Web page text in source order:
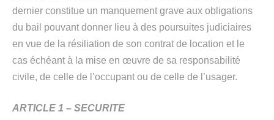
dernier constitue un manquement grave aux obligations
du bail pouvant donner lieu à des poursuites judiciaires
en vue de la résiliation de son contrat de location et le
cas échéant à la mise en œuvre de sa responsabilité
civile, de celle de l’occupant ou de celle de l’usager.
ARTICLE 1 – SECURITE